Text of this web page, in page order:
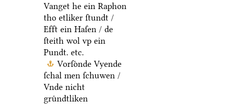
Vanget he ein Raphon
tho etliker ſtundt /
Efft ein Haſen / de
ſteith wol vp ein
Pundt. etc.
Vorſoͤnde Vyende
ſchal men ſchuwen /
Vnde nicht
gruͤndtliken